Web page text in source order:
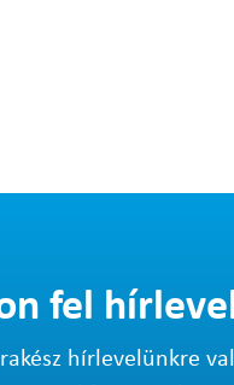
fel
hírlevelünkre